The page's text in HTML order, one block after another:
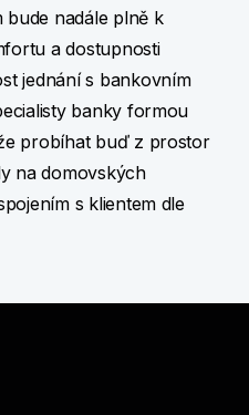
bude nadále plně k
a dostupnosti
jednání s bankovním
banky formou
probíhat buď z prostor
na domovských
s klientem dle